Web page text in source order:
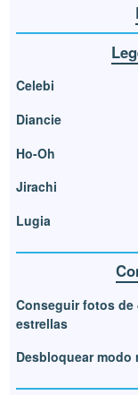
Celebi
Diancie
Ho-Oh
Jirachi
Lugia
Conseguir fotos de
estrellas
Desbloquear modo